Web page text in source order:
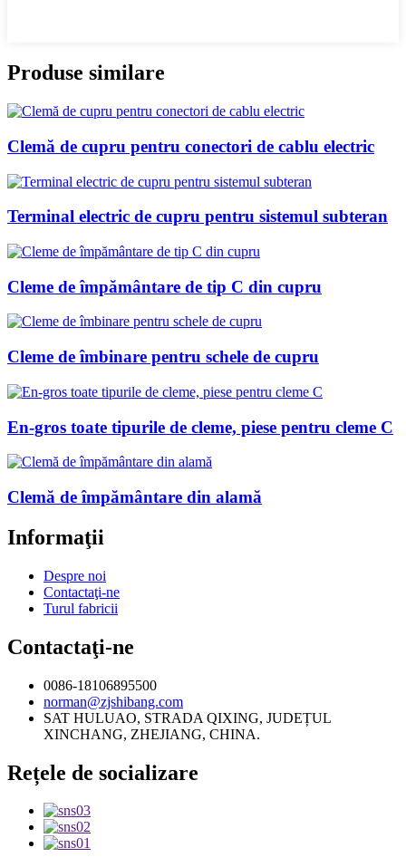
Produse similare
Clemă de cupru pentru conectori de cablu electric
Terminal electric de cupru pentru sistemul subteran
Cleme de împământare de tip C din cupru
Cleme de îmbinare pentru schele de cupru
En-gros toate tipurile de cleme, piese pentru cleme C
Clemă de împământare din alamă
Informaţii
Despre noi
Contactaţi-ne
Turul fabricii
Contactaţi-ne
0086-18106895500
norman@zjshibang.com
SAT HULUAO, STRADA QIXING, JUDEȚUL
XINCHANG, ZHEJIANG, CHINA.
Rețele de socializare